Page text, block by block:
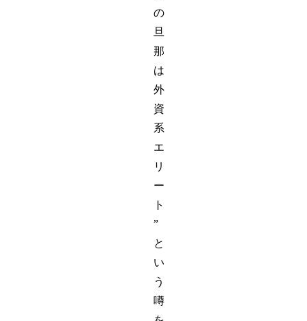
の
旦
那
は
外
資
系
エ
リ
ー
ト
”
と
い
う
噂